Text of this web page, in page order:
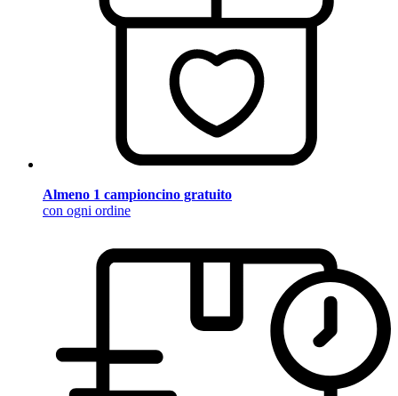
Almeno 1 campioncino gratuito
con ogni ordine